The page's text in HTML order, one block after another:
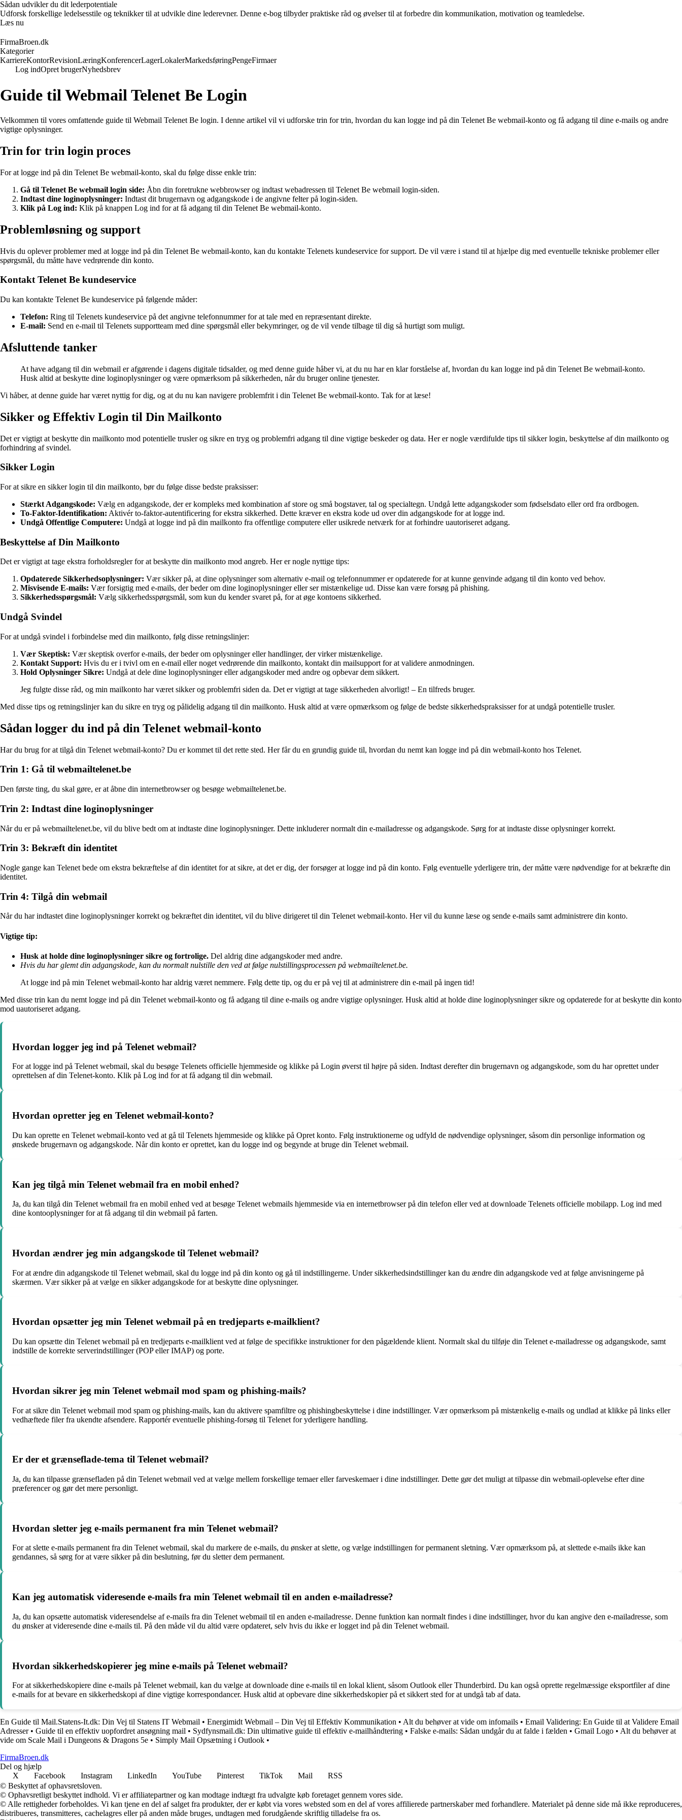
Sådan udvikler du dit lederpotentiale
Udforsk forskellige ledelsesstile og teknikker til at udvikle dine lederevner. Denne e-bog tilbyder praktiske råd og øvelser til at forbedre din kommunikation, motivation og teamledelse.
Læs nu
FirmaBroen.dk
Kategorier
KarriereKontorRevisionLæringKonferencerLagerLokalerMarkedsføringPengeFirmaer
Log indOpret brugerNyhedsbrev
Guide til Webmail Telenet Be Login
Velkommen til vores omfattende guide til Webmail Telenet Be login. I denne artikel vil vi udforske trin for trin, hvordan du kan logge ind på din Telenet Be webmail-konto og få adgang til dine e-mails og andre
vigtige oplysninger.
Trin for trin login proces
For at logge ind på din Telenet Be webmail-konto, skal du følge disse enkle trin:
Gå til Telenet Be webmail login side: Åbn din foretrukne webbrowser og indtast webadressen til Telenet Be webmail login-siden.
Indtast dine loginoplysninger: Indtast dit brugernavn og adgangskode i de angivne felter på login-siden.
Klik på Log ind: Klik på knappen Log ind for at få adgang til din Telenet Be webmail-konto.
Problemløsning og support
Hvis du oplever problemer med at logge ind på din Telenet Be webmail-konto, kan du kontakte Telenets kundeservice for support. De vil være i stand til at hjælpe dig med eventuelle tekniske problemer eller
spørgsmål, du måtte have vedrørende din konto.
Kontakt Telenet Be kundeservice
Du kan kontakte Telenet Be kundeservice på følgende måder:
Telefon: Ring til Telenets kundeservice på det angivne telefonnummer for at tale med en repræsentant direkte.
E-mail: Send en e-mail til Telenets supportteam med dine spørgsmål eller bekymringer, og de vil vende tilbage til dig så hurtigt som muligt.
Afsluttende tanker
At have adgang til din webmail er afgørende i dagens digitale tidsalder, og med denne guide håber vi, at du nu har en klar forståelse af, hvordan du kan logge ind på din Telenet Be webmail-konto.
Husk altid at beskytte dine loginoplysninger og være opmærksom på sikkerheden, når du bruger online tjenester.
Vi håber, at denne guide har været nyttig for dig, og at du nu kan navigere problemfrit i din Telenet Be webmail-konto. Tak for at læse!
Sikker og Effektiv Login til Din Mailkonto
Det er vigtigt at beskytte din mailkonto mod potentielle trusler og sikre en tryg og problemfri adgang til dine vigtige beskeder og data. Her er nogle værdifulde tips til sikker login, beskyttelse af din mailkonto og
forhindring af svindel.
Sikker Login
For at sikre en sikker login til din mailkonto, bør du følge disse bedste praksisser:
Stærkt Adgangskode: Vælg en adgangskode, der er kompleks med kombination af store og små bogstaver, tal og specialtegn. Undgå lette adgangskoder som fødselsdato eller ord fra ordbogen.
To-Faktor-Identifikation: Aktivér to-faktor-autentificering for ekstra sikkerhed. Dette kræver en ekstra kode ud over din adgangskode for at logge ind.
Undgå Offentlige Computere: Undgå at logge ind på din mailkonto fra offentlige computere eller usikrede netværk for at forhindre uautoriseret adgang.
Beskyttelse af Din Mailkonto
Det er vigtigt at tage ekstra forholdsregler for at beskytte din mailkonto mod angreb. Her er nogle nyttige tips:
Opdaterede Sikkerhedsoplysninger: Vær sikker på, at dine oplysninger som alternativ e-mail og telefonnummer er opdaterede for at kunne genvinde adgang til din konto ved behov.
Misvisende E-mails: Vær forsigtig med e-mails, der beder om dine loginoplysninger eller ser mistænkelige ud. Disse kan være forsøg på phishing.
Sikkerhedsspørgsmål: Vælg sikkerhedsspørgsmål, som kun du kender svaret på, for at øge kontoens sikkerhed.
Undgå Svindel
For at undgå svindel i forbindelse med din mailkonto, følg disse retningslinjer:
Vær Skeptisk: Vær skeptisk overfor e-mails, der beder om oplysninger eller handlinger, der virker mistænkelige.
Kontakt Support: Hvis du er i tvivl om en e-mail eller noget vedrørende din mailkonto, kontakt din mailsupport for at validere anmodningen.
Hold Oplysninger Sikre: Undgå at dele dine loginoplysninger eller adgangskoder med andre og opbevar dem sikkert.
Jeg fulgte disse råd, og min mailkonto har været sikker og problemfri siden da. Det er vigtigt at tage sikkerheden alvorligt! – En tilfreds bruger.
Med disse tips og retningslinjer kan du sikre en tryg og pålidelig adgang til din mailkonto. Husk altid at være opmærksom og følge de bedste sikkerhedspraksisser for at undgå potentielle trusler.
Sådan logger du ind på din Telenet webmail-konto
Har du brug for at tilgå din Telenet webmail-konto? Du er kommet til det rette sted. Her får du en grundig guide til, hvordan du nemt kan logge ind på din webmail-konto hos Telenet.
Trin 1: Gå til webmailtelenet.be
Den første ting, du skal gøre, er at åbne din internetbrowser og besøge webmailtelenet.be.
Trin 2: Indtast dine loginoplysninger
Når du er på webmailtelenet.be, vil du blive bedt om at indtaste dine loginoplysninger. Dette inkluderer normalt din e-mailadresse og adgangskode. Sørg for at indtaste disse oplysninger korrekt.
Trin 3: Bekræft din identitet
Nogle gange kan Telenet bede om ekstra bekræftelse af din identitet for at sikre, at det er dig, der forsøger at logge ind på din konto. Følg eventuelle yderligere trin, der måtte være nødvendige for at bekræfte din
identitet.
Trin 4: Tilgå din webmail
Når du har indtastet dine loginoplysninger korrekt og bekræftet din identitet, vil du blive dirigeret til din Telenet webmail-konto. Her vil du kunne læse og sende e-mails samt administrere din konto.
Vigtige tip:
Husk at holde dine loginoplysninger sikre og fortrolige. Del aldrig dine adgangskoder med andre.
Hvis du har glemt din adgangskode, kan du normalt nulstille den ved at følge nulstillingsprocessen på webmailtelenet.be.
At logge ind på min Telenet webmail-konto har aldrig været nemmere. Følg dette tip, og du er på vej til at administrere din e-mail på ingen tid!
Med disse trin kan du nemt logge ind på din Telenet webmail-konto og få adgang til dine e-mails og andre vigtige oplysninger. Husk altid at holde dine loginoplysninger sikre og opdaterede for at beskytte din konto
mod uautoriseret adgang.
Hvordan logger jeg ind på Telenet webmail?
For at logge ind på Telenet webmail, skal du besøge Telenets officielle hjemmeside og klikke på Login øverst til højre på siden. Indtast derefter din brugernavn og adgangskode, som du har oprettet under
oprettelsen af din Telenet-konto. Klik på Log ind for at få adgang til din webmail.
Hvordan opretter jeg en Telenet webmail-konto?
Du kan oprette en Telenet webmail-konto ved at gå til Telenets hjemmeside og klikke på Opret konto. Følg instruktionerne og udfyld de nødvendige oplysninger, såsom din personlige information og
ønskede brugernavn og adgangskode. Når din konto er oprettet, kan du logge ind og begynde at bruge din Telenet webmail.
Kan jeg tilgå min Telenet webmail fra en mobil enhed?
Ja, du kan tilgå din Telenet webmail fra en mobil enhed ved at besøge Telenet webmails hjemmeside via en internetbrowser på din telefon eller ved at downloade Telenets officielle mobilapp. Log ind med
dine kontooplysninger for at få adgang til din webmail på farten.
Hvordan ændrer jeg min adgangskode til Telenet webmail?
For at ændre din adgangskode til Telenet webmail, skal du logge ind på din konto og gå til indstillingerne. Under sikkerhedsindstillinger kan du ændre din adgangskode ved at følge anvisningerne på
skærmen. Vær sikker på at vælge en sikker adgangskode for at beskytte dine oplysninger.
Hvordan opsætter jeg min Telenet webmail på en tredjeparts e-mailklient?
Du kan opsætte din Telenet webmail på en tredjeparts e-mailklient ved at følge de specifikke instruktioner for den pågældende klient. Normalt skal du tilføje din Telenet e-mailadresse og adgangskode, samt
indstille de korrekte serverindstillinger (POP eller IMAP) og porte.
Hvordan sikrer jeg min Telenet webmail mod spam og phishing-mails?
For at sikre din Telenet webmail mod spam og phishing-mails, kan du aktivere spamfiltre og phishingbeskyttelse i dine indstillinger. Vær opmærksom på mistænkelig e-mails og undlad at klikke på links eller
vedhæftede filer fra ukendte afsendere. Rapportér eventuelle phishing-forsøg til Telenet for yderligere handling.
Er der et grænseflade-tema til Telenet webmail?
Ja, du kan tilpasse grænsefladen på din Telenet webmail ved at vælge mellem forskellige temaer eller farveskemaer i dine indstillinger. Dette gør det muligt at tilpasse din webmail-oplevelse efter dine
præferencer og gør det mere personligt.
Hvordan sletter jeg e-mails permanent fra min Telenet webmail?
For at slette e-mails permanent fra din Telenet webmail, skal du markere de e-mails, du ønsker at slette, og vælge indstillingen for permanent sletning. Vær opmærksom på, at slettede e-mails ikke kan
gendannes, så sørg for at være sikker på din beslutning, før du sletter dem permanent.
Kan jeg automatisk videresende e-mails fra min Telenet webmail til en anden e-mailadresse?
Ja, du kan opsætte automatisk videresendelse af e-mails fra din Telenet webmail til en anden e-mailadresse. Denne funktion kan normalt findes i dine indstillinger, hvor du kan angive den e-mailadresse, som
du ønsker at videresende dine e-mails til. På den måde vil du altid være opdateret, selv hvis du ikke er logget ind på din Telenet webmail.
Hvordan sikkerhedskopierer jeg mine e-mails på Telenet webmail?
For at sikkerhedskopiere dine e-mails på Telenet webmail, kan du vælge at downloade dine e-mails til en lokal klient, såsom Outlook eller Thunderbird. Du kan også oprette regelmæssige eksportfiler af dine
e-mails for at bevare en sikkerhedskopi af dine vigtige korrespondancer. Husk altid at opbevare dine sikkerhedskopier på et sikkert sted for at undgå tab af data.
En Guide til Mail.Statens-It.dk: Din Vej til Statens IT Webmail • Energimidt Webmail – Din Vej til Effektiv Kommunikation • Alt du behøver at vide om infomails • Email Validering: En Guide til at Validere Email
Adresser• Guide til en effektiv uopfordret ansøgning mail • Sydfynsmail.dk: Din ultimative guide til effektiv e-mailhåndtering • Falske e-mails: Sådan undgår du at falde i fælden • Gmail Logo • Alt du behøver at
vide om Scale Mail i Dungeons & Dragons 5e • Simply Mail Opsætning i Outlook •
FirmaBroen.dk
Del og hjælp
X
Facebook Instagram LinkedIn YouTube Pinterest TikTok Mail
RSS
© Beskyttet af ophavsretsloven.
© Ophavsretligt beskyttet indhold. Vi er affiliatepartner og kan modtage indtægt fra udvalgte køb foretaget gennem vores side.
© Alle rettigheder forbeholdes. Vi kan tjene en del af salget fra produkter, der er købt via vores websted som en del af vores affilierede partnerskaber med forhandlere. Materialet på denne side må ikke reproduceres,
distribueres, transmitteres, cachelagres eller på anden måde bruges, undtagen med forudgående skriftlig tilladelse fra os.